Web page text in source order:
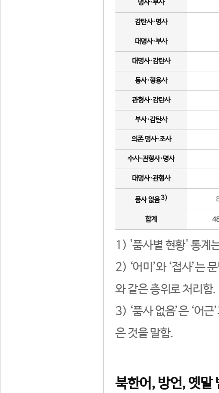
명사·부사
감탄사·명사
대명사·부사
대명사·감탄사
동사·형용사
관형사·감탄사
부사·감탄사
의존 명사·조사
수사·관형사·명사
대명사·관형사
품사 없음3)
합계
1) '품사별 현황' 통계
2) ‘어미’와 ‘접사’는
와 같은 층위로 처리함.
3) ‘품사 없음’은 ‘어
은 것을 말함.
북한어, 방언, 옛말